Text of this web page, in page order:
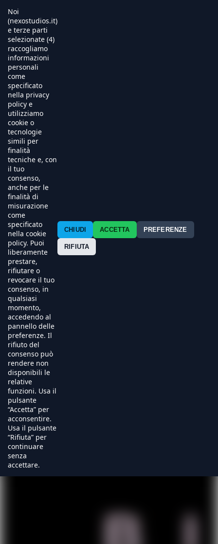
Warning
/usr/local/apache/hosting/nexostudios/www/wp-
content/themes/nexo24/single-movie.php
Contatti
Noi
(nexostudios.it)
e terze parti
selezionate (4)
raccogliamo
informazioni
personali
come
specificato
nella privacy
policy e
utilizziamo
cookie o
tecnologie
simili per
finalità
tecniche e, con
il tuo
consenso,
anche per le
finalità di
misurazione
come
specificato
nella cookie
policy. Puoi
liberamente
prestare,
rifiutare o
revocare il tuo
consenso, in
qualsiasi
momento,
accedendo al
pannello delle
preferenze. Il
rifiuto del
consenso può
rendere non
disponibili le
relative
funzioni. Usa il
pulsante
“Accetta” per
acconsentire.
Usa il pulsante
“Rifiuta” per
continuare
senza
accettare.
CHIUDI ACCETTA PREFERENZE
RIFIUTA